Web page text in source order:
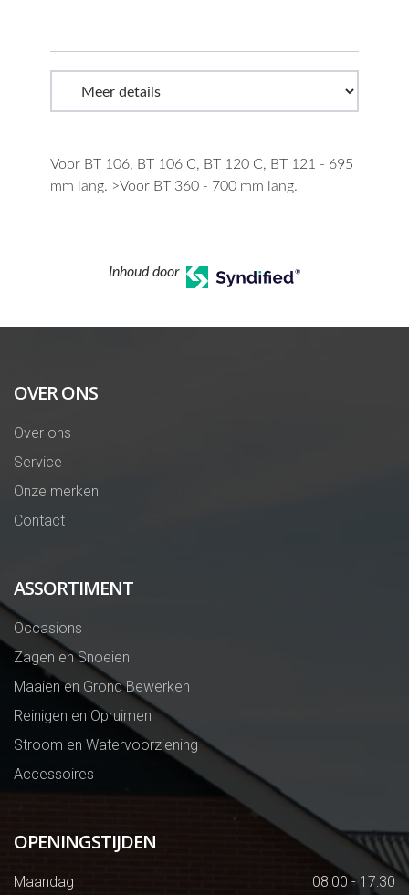
Voor BT 106, BT 106 C, BT 120 C, BT 121 - 695
mm lang. >Voor BT 360 - 700 mm lang.
Inhoud door
OVER ONS
Over ons
Service
Onze merken
Contact
ASSORTIMENT
Occasions
Zagen en Snoeien
Maaien en Grond Bewerken
Reinigen en Opruimen
Stroom en Watervoorziening
Accessoires
OPENINGSTIJDEN
Maandag
08:00 - 17:30